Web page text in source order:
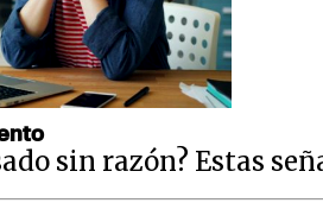
sin razón? Estas